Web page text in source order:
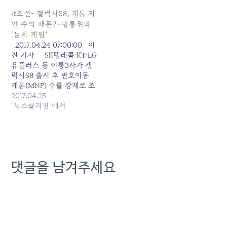
경기 성남시의 한 이동통신
판매점주 박모 씨(38)는 올
해 초 인근 SK텔레콤 대리
점에서 솔깃한 제안을 받았
다. 대리점주가 매장 운영이
어려워져…
it조선- 갤럭시S8, 개통 지
연 수익 때문?…방통위와
‘눈치 게임’
2017.04.24 07:00:00 이
진 기자 SK텔레콤·KT·LG
유플러스 등 이통3사가 갤
럭시S8 출시 후 번호이동
개통(MNP) 수를 강제로 조
정하기 위해 특정 시간대에
개통 서비스를 중단하는 것
일 서울 중구에 있는 한 휴
대폰 대리점 관계자는 "갤럭
2017.04.25
"뉴스클리핑"에서
댓글을 남겨주세요